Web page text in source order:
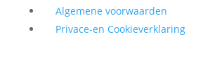
Algemene voorwaarden
Privace-en Cookieverklaring